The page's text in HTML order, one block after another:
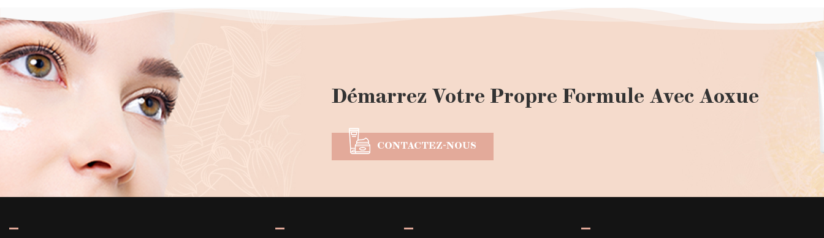
amincissante pour le corps
Crème éclaircissante à
base de plantes naturelles,
ingrédients de sécurité,
crème blanchissante pour
le visage, les aisselles et le
Sérum hydratant en
profondeur éclaircissant
privée, acide hyaluronique
pur 2 b5, pour le visage
Démarrez Votre Propre Formule Avec Aoxue
CONTACTEZ-NOUS